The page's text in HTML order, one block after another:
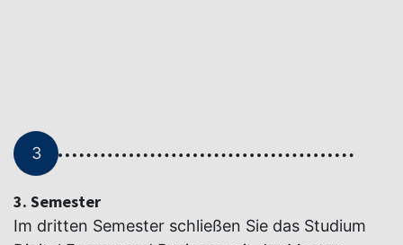
3
3. Semester
Im dritten Semester schließen Sie das Studium